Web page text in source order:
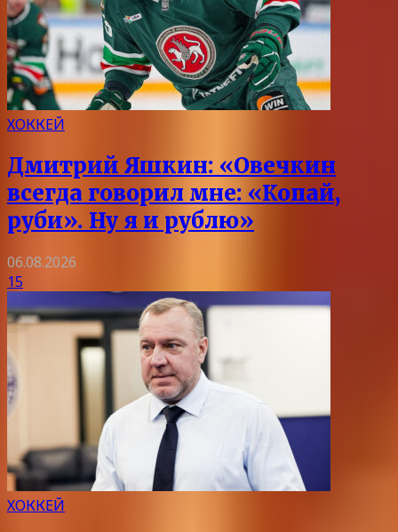
ХОККЕЙ
Дмитрий Яшкин: «Овечкин
всегда говорил мне: «Копай,
руби». Ну я и рублю»
06.08.2026
15
ХОККЕЙ